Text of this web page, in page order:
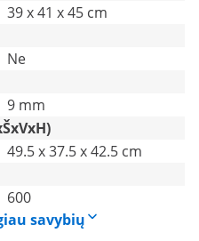
39 x 41 x 45 cm
Ne
9 mm
49.5 x 37.5 x 42.5 cm
600
savybių